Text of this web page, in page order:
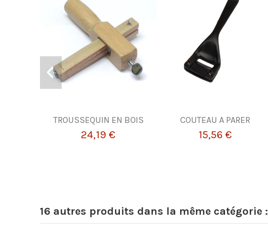
TROUSSEQUIN EN BOIS
24,19 €
COUTEAU A PARER
15,56 €
16 autres produits dans la même catégorie :